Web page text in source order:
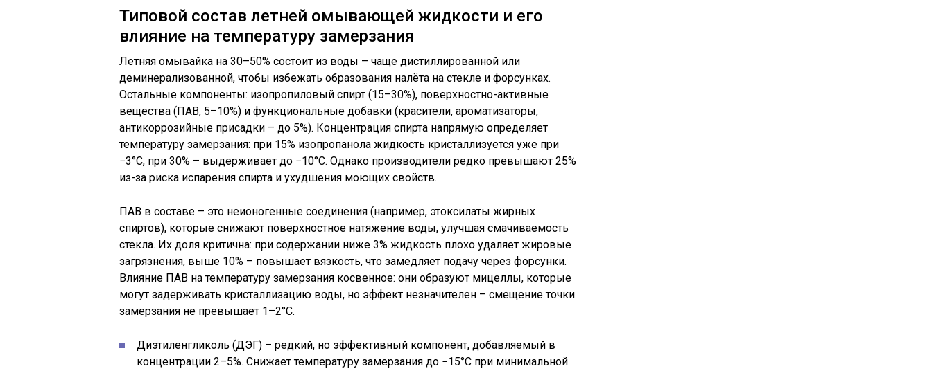
Типовой состав летней омывающей жидкости и его
влияние на температуру замерзания
Летняя омывайка на 30–50% состоит из воды – чаще дистиллированной или
деминерализованной, чтобы избежать образования налёта на стекле и форсунках.
Остальные компоненты: изопропиловый спирт (15–30%), поверхностно-активные
вещества (ПАВ, 5–10%) и функциональные добавки (красители, ароматизаторы,
антикоррозийные присадки – до 5%). Концентрация спирта напрямую определяет
температуру замерзания: при 15% изопропанола жидкость кристаллизуется уже при
−3°C, при 30% – выдерживает до −10°C. Однако производители редко превышают 25%
из-за риска испарения спирта и ухудшения моющих свойств.
ПАВ в составе – это неионогенные соединения (например, этоксилаты жирных
спиртов), которые снижают поверхностное натяжение воды, улучшая смачиваемость
стекла. Их доля критична: при содержании ниже 3% жидкость плохо удаляет жировые
загрязнения, выше 10% – повышает вязкость, что замедляет подачу через форсунки.
Влияние ПАВ на температуру замерзания косвенное: они образуют мицеллы, которые
могут задерживать кристаллизацию воды, но эффект незначителен – смещение точки
замерзания не превышает 1–2°C.
Диэтиленгликоль (ДЭГ) – редкий, но эффективный компонент, добавляемый в
концентрации 2–5%. Снижает температуру замерзания до −15°C при минимальной